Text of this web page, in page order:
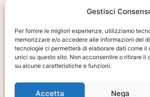
Gestisci
Per fornire le migliori esperienze, utilizziamo
memorizzare e/o accedere alle informazioni del
tecnologie ci permetterà di elaborare dati come il
unici su questo sito. Non acconsentire o ritirare
su alcune caratteristiche e funzioni.
Accetta Nega